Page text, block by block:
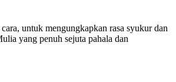
untuk mengungkapkan rasa syukur dan
yang penuh sejuta pahala dan